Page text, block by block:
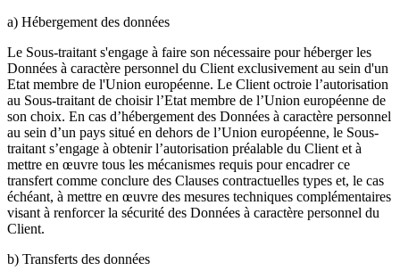
a) Hébergement des données
Le Sous-traitant s'engage à faire son nécessaire pour héberger les
Données à caractère personnel du Client exclusivement au sein d'un
Etat membre de l'Union européenne. Le Client octroie l’autorisation
au Sous-traitant de choisir l’Etat membre de l’Union européenne de
son choix. En cas d’hébergement des Données à caractère personnel
au sein d’un pays situé en dehors de l’Union européenne, le Sous-
traitant s’engage à obtenir l’autorisation préalable du Client et à
mettre en œuvre tous les mécanismes requis pour encadrer ce
transfert comme conclure des Clauses contractuelles types et, le cas
échéant, à mettre en œuvre des mesures techniques complémentaires
visant à renforcer la sécurité des Données à caractère personnel du
Client.
b) Transferts des données